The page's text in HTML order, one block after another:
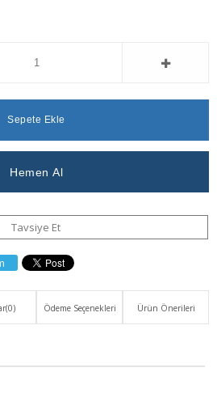
Tavsiye Et
(0) Ödeme Seçenekleri Ürün Önerileri